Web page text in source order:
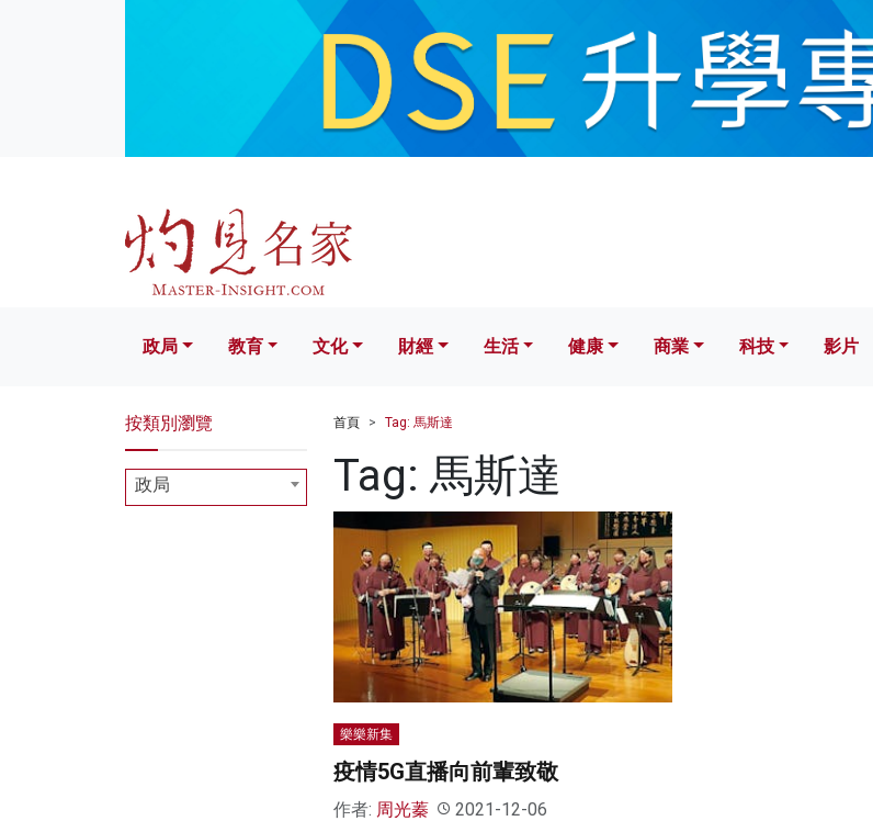
文化 財經 生活 健康 科技 影片
政局 教育 文化 財經 生活 健康 商業 科技 影片
首頁 Tag: 馬斯達
Tag: 馬斯達
樂樂新集
疫情5G直播向前輩致敬
作者: 周光蓁 2021-12-06
按類別瀏覽
政局